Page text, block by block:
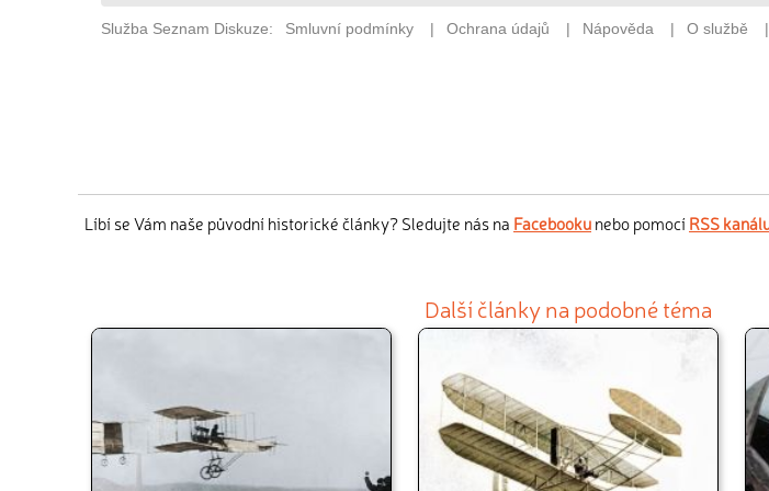
Líbí se Vám naše původní historické články? Sledujte nás na Facebookunebo pomocí RSS
Další články na podobné téma